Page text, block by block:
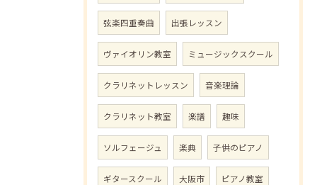
弦楽四重奏曲 出張レッスン
ヴァイオリン教室 ミュージックスクール
クラリネットレッスン 音楽理論
クラリネット教室 楽譜 趣味
ソルフェージュ 楽典 子供のピアノ
ギタースクール 大阪市 ピアノ教室